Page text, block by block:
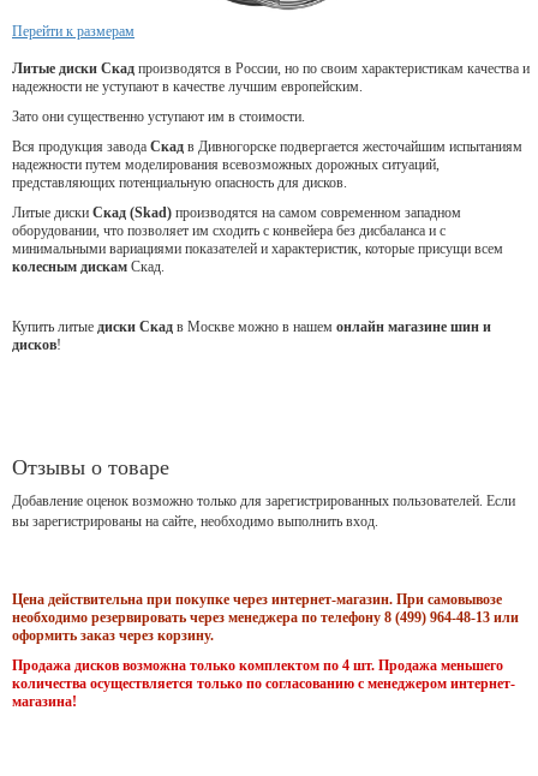
Перейти к размерам
Литые диски Скад производятся в России, но по своим характеристикам качества и
надежности не уступают в качестве лучшим европейским.
Зато они существенно уступают им в стоимости.
Вся продукция завода Скад в Дивногорске подвергается жесточайшим испытаниям
надежности путем моделирования всевозможных дорожных ситуаций,
представляющих потенциальную опасность для дисков.
Литые диски Скад (Skad) производятся на самом современном западном
оборудовании, что позволяет им сходить с конвейера без дисбаланса и с
минимальными вариациями показателей и характеристик, которые присущи всем
колесным дискам Скад.
Купить литые диски Скад в Москве можно в нашем онлайн магазине шин и
дисков!
Отзывы о товаре
Добавление оценок возможно только для зарегистрированных пользователей. Если
вы зарегистрированы на сайте, необходимо выполнить вход.
Цена действительна при покупке через интернет-магазин. При самовывозе
необходимо резервировать через менеджера по телефону 8 (499) 964-48-13 или
оформить заказ через корзину.
Продажа дисков возможна только комплектом по 4 шт. Продажа меньшего
количества осуществляется только по согласованию с менеджером интернет-
магазина!